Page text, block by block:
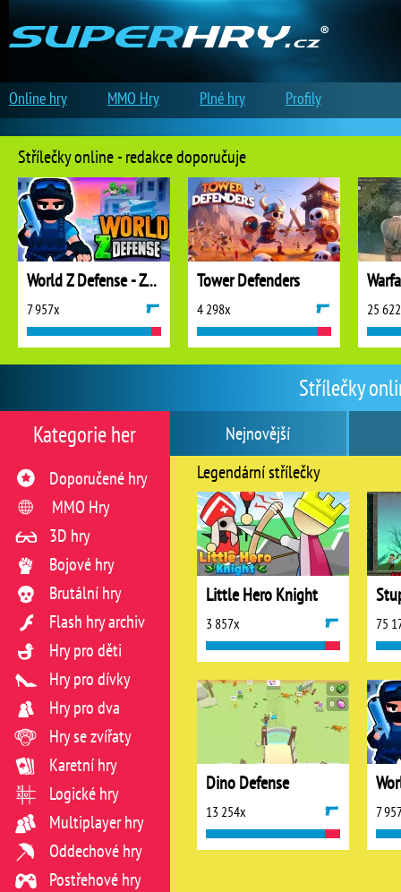
Střílečky
Nejnovější
Legendární střílečky
Little Hero Knight
3 857x 75
Dino Defense
13 254x 7
Kategorie her
Doporučené hry
MMO Hry
3D hry
Bojové hry
Brutální hry
Flash hry archiv
Hry pro děti
Hry pro dívky
Hry pro dva
Hry se zvířaty
Karetní hry
Logické hry
Multiplayer hry
Oddechové hry
Postřehové hry
Střílečky online - redakce doporučuje
World Z Defense - Zombie Defense
7 957x
Tower Defenders
4 298x 25
Online hry MMO Hry Plné hry Profily